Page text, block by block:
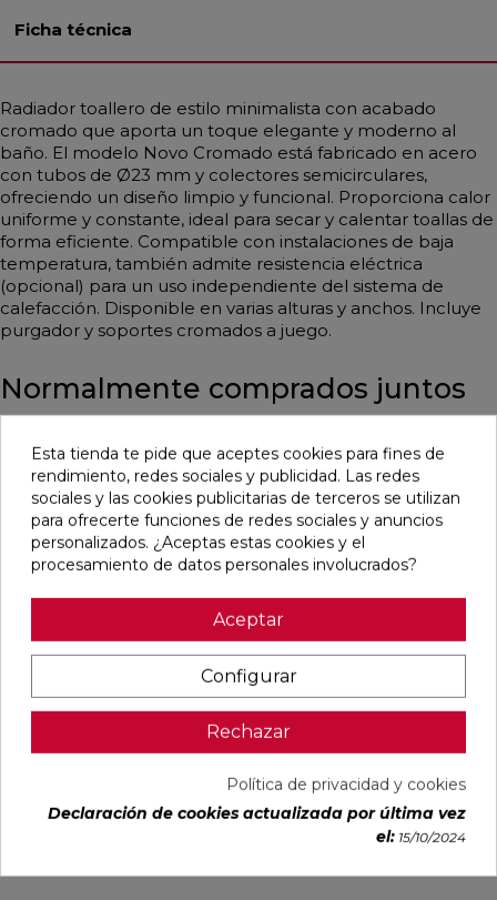
Ficha técnica
Radiador toallero de estilo minimalista con acabado
cromado que aporta un toque elegante y moderno al
baño. El modelo Novo Cromado está fabricado en acero
con tubos de Ø23 mm y colectores semicirculares,
ofreciendo un diseño limpio y funcional. Proporciona calor
uniforme y constante, ideal para secar y calentar toallas de
forma eficiente. Compatible con instalaciones de baja
temperatura, también admite resistencia eléctrica
(opcional) para un uso independiente del sistema de
calefacción. Disponible en varias alturas y anchos. Incluye
purgador y soportes cromados a juego.
Normalmente comprados juntos
CLASE 2
(IVA incl.)
favorite
AÑADIR
Esta tienda te pide que aceptes cookies para fines de
rendimiento, redes sociales y publicidad. Las redes
sociales y las cookies publicitarias de terceros se utilizan
para ofrecerte funciones de redes sociales y anuncios
personalizados. ¿Aceptas estas cookies y el
procesamiento de datos personales involucrados?
Aceptar
Configurar
Rechazar
Política de privacidad y cookies
Declaración de cookies actualizada por última vez
el: 15/10/2024